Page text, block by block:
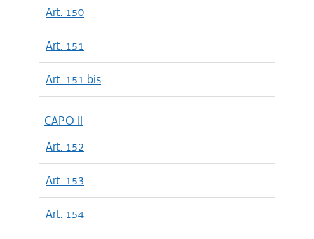
Art. 150
Art. 151
Art. 151 bis
CAPO II
Art. 152
Art. 153
Art. 154